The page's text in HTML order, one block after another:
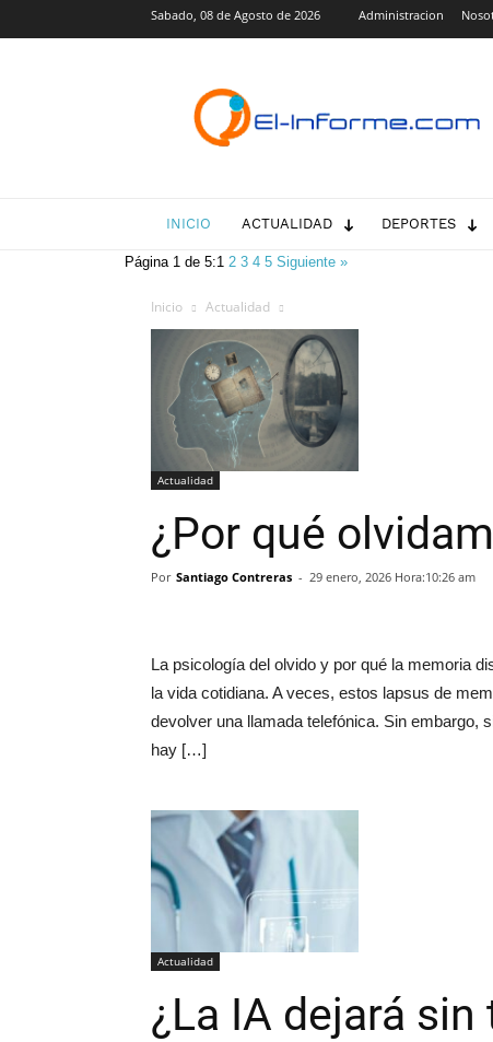
Sabado, 08 de Agosto de 2026 Administracion
Informe.com
INICIO ACTUALIDAD DEPORTES
Página 1 de 5:1 2345Siguiente »
Inicio Actualidad
Actualidad
¿Por qué
Por Santiago Contreras - 29 enero, 2026 Hora:10:26 am
La psicología del olvido y por qué la memoria
la vida cotidiana. A veces, estos lapsus de
devolver una llamada telefónica. Sin embargo,
hay […]
Actualidad
¿La IA dejará